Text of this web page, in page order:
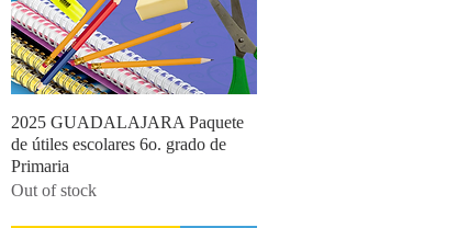
Quick View
2025 GUADALAJARA Paquete
de útiles escolares 6o. grado de
Primaria
Out of stock